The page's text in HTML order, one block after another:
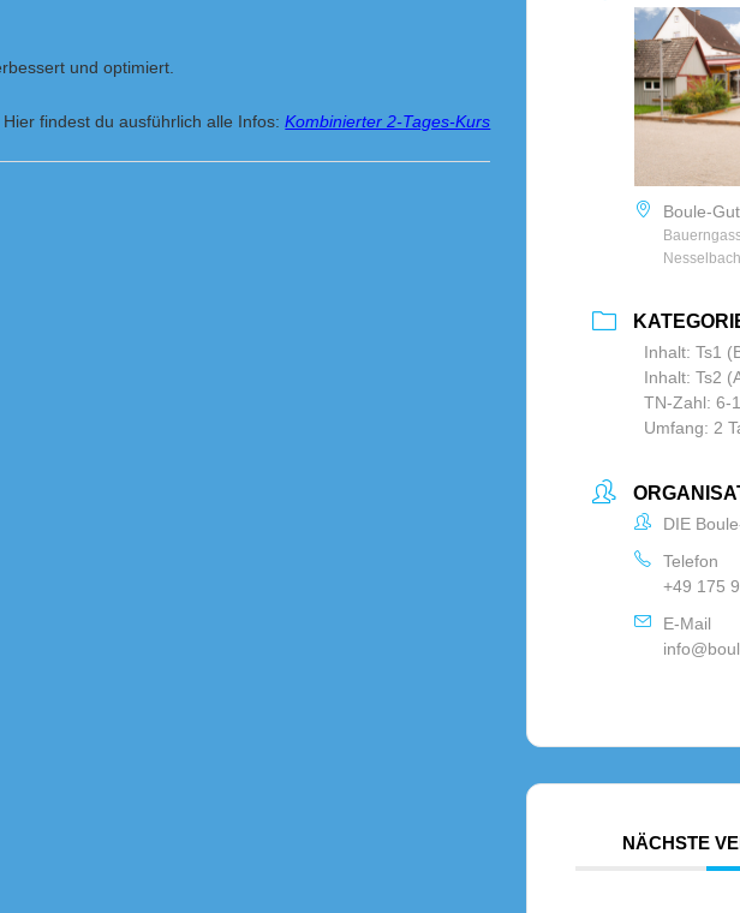
und optimiert.
Hier findest du ausführlich alle Infos:Kombinierter 2-Tages-Kurs
Boule-
Inhalt: Ts1
Inhalt: Ts2
TN-Zahl: 6-
Umfang: 2
DIE
Telefon
+49 175
E-Mail
NÄCHSTE